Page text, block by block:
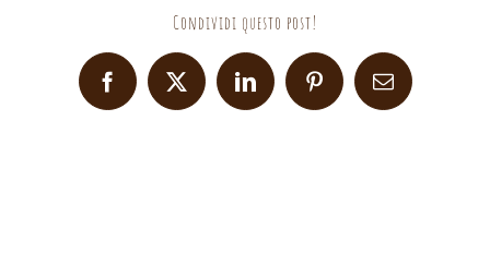
Condividi questo post!
Facebook
X LinkedInPinterestEmail